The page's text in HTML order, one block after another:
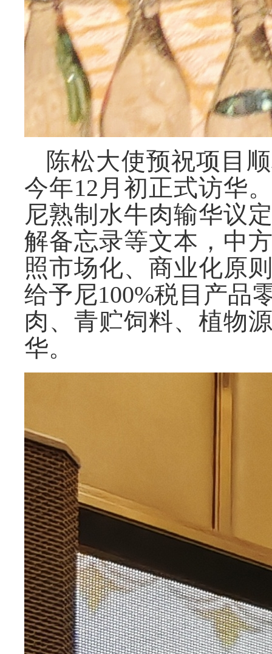
陈松大使预祝项目
今年12 月初正式访华
尼熟制水牛肉输华议
解备忘录等文本，中
照市场化、商业化原
给予尼100%税目产品
肉、青贮饲料、植物
华。